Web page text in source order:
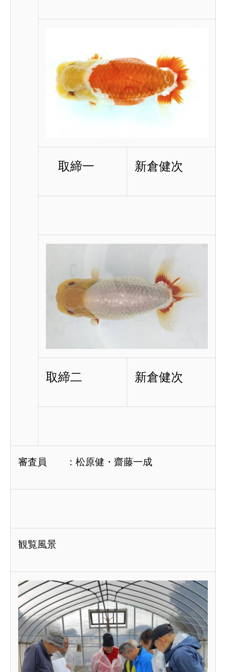
取締一 新倉健次
取締二 新倉健次
審査員 ：松原健・齋藤一成
観覧風景